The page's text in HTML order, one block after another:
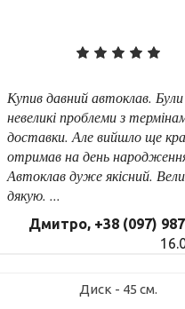
Купив давний автоклав. Були
невеликі проблеми з
доставки. Але вийшло ще
отримав на день
Автоклав дуже якісний.
дякую. ...
Дмитро, +38 (097)
Диск - 45 см.